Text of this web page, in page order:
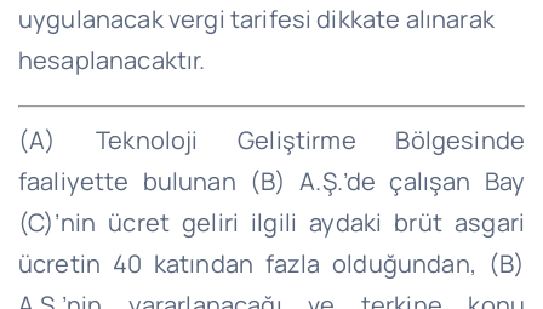
uygulanacak vergi tarifesi dikkate alınarak
hesaplanacaktır.
(A) Teknoloji Geliştirme Bölgesinde
faaliyette bulunan (B) A.Ş.’de çalışan Bay
(C)’nin ücret geliri ilgili aydaki brüt asgari
ücretin 40 katından fazla olduğundan, (B)